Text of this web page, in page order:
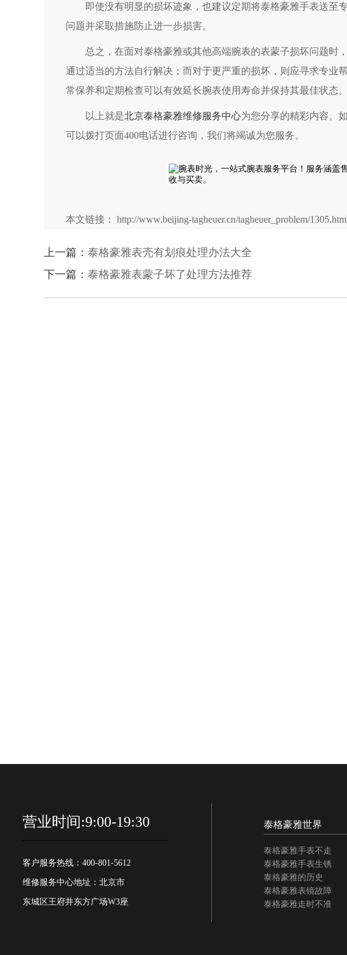
即使没有明显的损坏迹象，也建议定期将泰格豪雅手表送至
问题并采取措施防止进一步损害。
总之，在面对泰格豪雅或其他高端腕表的表蒙子损坏问题时
通过适当的方法自行解决；而对于更严重的损坏，则应寻求专业
常保养和定期检查可以有效延长腕表使用寿命并保持其最佳状态。
以上就是北京泰格豪雅维修服务中心为您分享的精彩内容。
可以拨打页面400电话进行咨询，我们将竭诚为您服务。
本文链接： http://www.beijing-tagheuer.cn/tagheuer_problem/
上一篇： 泰格豪雅表壳有划痕处理办法大全
下一篇： 泰格豪雅表蒙子坏了处理方法推荐
营业时间:9:00-19:30
客户服务热线：400-801-5612
维修服务中心地址：北京市
东城区王府井东方广场W3座
泰格豪雅世界
泰格豪雅手表不走
泰格豪雅手表生锈
泰格豪雅的历史
泰格豪雅表镜故障
泰格豪雅走时不准